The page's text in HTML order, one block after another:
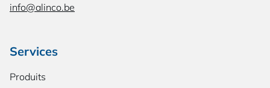
info@alinco.be
Services
Produits